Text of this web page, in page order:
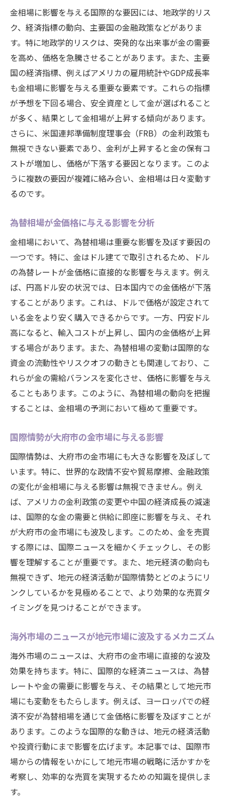
金相場に影響を与える国際的な要因には、地政学的リス
ク、経済指標の動向、主要国の金融政策などがありま
す。特に地政学的リスクは、突発的な出来事が金の需要
を高め、価格を急騰させることがあります。また、主要
国の経済指標、例えばアメリカの雇用統計やGDP成長率
も金相場に影響を与える重要な要素です。これらの指標
が予想を下回る場合、安全資産として金が選ばれること
が多く、結果として金相場が上昇する傾向があります。
さらに、米国連邦準備制度理事会（FRB）の金利政策も
無視できない要素であり、金利が上昇すると金の保有コ
ストが増加し、価格が下落する要因となります。このよ
うに複数の要因が複雑に絡み合い、金相場は日々変動す
るのです。
為替相場が金価格に与える影響を分析
金相場において、為替相場は重要な影響を及ぼす要因の
一つです。特に、金はドル建てで取引されるため、ドル
の為替レートが金価格に直接的な影響を与えます。例え
ば、円高ドル安の状況では、日本国内での金価格が下落
することがあります。これは、ドルで価格が設定されて
いる金をより安く購入できるからです。一方、円安ドル
高になると、輸入コストが上昇し、国内の金価格が上昇
する場合があります。また、為替相場の変動は国際的な
資金の流動性やリスクオフの動きとも関連しており、こ
れらが金の需給バランスを変化させ、価格に影響を与え
ることもあります。このように、為替相場の動向を把握
することは、金相場の予測において極めて重要です。
国際情勢が大府市の金市場に与える影響
国際情勢は、大府市の金市場にも大きな影響を及ぼして
います。特に、世界的な政情不安や貿易摩擦、金融政策
の変化が金相場に与える影響は無視できません。例え
ば、アメリカの金利政策の変更や中国の経済成長の減速
は、国際的な金の需要と供給に即座に影響を与え、それ
が大府市の金市場にも波及します。このため、金を売買
する際には、国際ニュースを細かくチェックし、その影
響を理解することが重要です。また、地元経済の動向も
無視できず、地元の経済活動が国際情勢とどのようにリ
ンクしているかを見極めることで、より効果的な売買タ
イミングを見つけることができます。
海外市場のニュースが地元市場に波及するメカニズム
海外市場のニュースは、大府市の金市場に直接的な波及
効果を持ちます。特に、国際的な経済ニュースは、為替
レートや金の需要に影響を与え、その結果として地元市
場にも変動をもたらします。例えば、ヨーロッパでの経
済不安が為替相場を通じて金価格に影響を及ぼすことが
あります。このような国際的な動きは、地元の経済活動
や投資行動にまで影響を広げます。本記事では、国際市
場からの情報をいかにして地元市場の戦略に活かすかを
考察し、効率的な売買を実現するための知識を提供しま
す。